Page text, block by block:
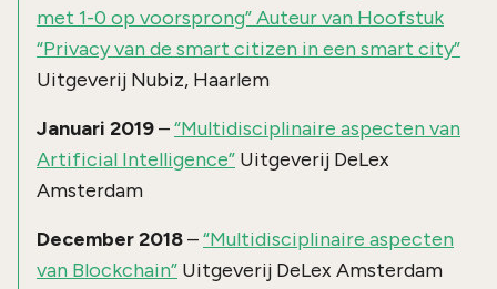
met 1-0 op voorsprong” Auteur van Hoofstuk
“Privacy van de smart citizen in een smart city”
Uitgeverij Nubiz, Haarlem
Januari 2019–“Multidisciplinaire aspecten van
Artificial Intelligence” Uitgeverij DeLex
Amsterdam
December 2018–“Multidisciplinaire aspecten
van Blockchain” Uitgeverij DeLex Amsterdam